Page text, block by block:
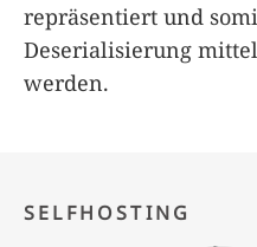
repräsentiert und
Deserialisierung
werden.
SELFHOSTING